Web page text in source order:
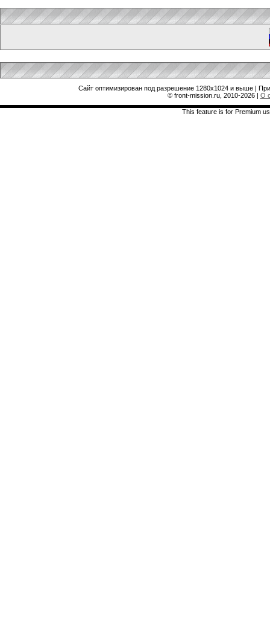
Сайт оптимизирован под разрешение 1280x1024 и выше |
© front-mission.ru, 2010-2026| О
This feature is for Premium